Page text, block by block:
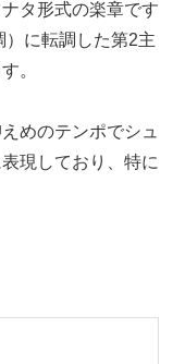
タ形式の楽章です
に転調した第2主
。
めのテンポでシュ
現しており、特に